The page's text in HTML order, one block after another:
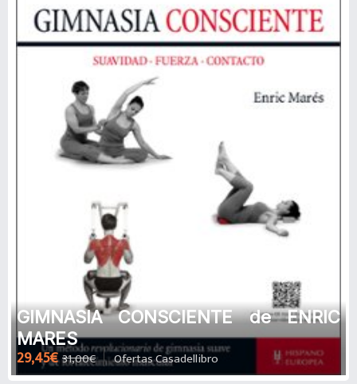
GIMNASIA CONSCIENTE de ENRIC
MARES
29,45€ 31,00€ Ofertas Casadellibro